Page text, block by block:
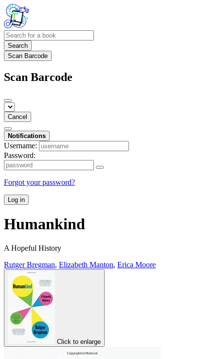
Search
Scan Barcode
Scan Barcode
Cancel
Notifications
Username:
Password:
Forgot your password?
Log in
Humankind
A Hopeful History
Rutger Bregman, Elizabeth Manton, Erica Moore
Click to enlarge